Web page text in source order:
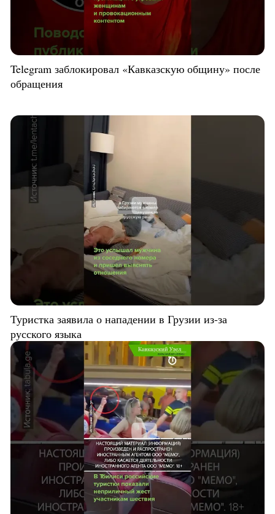
Telegram заблокировал «Кавказскую общину» после
обращения
Туристка заявила о нападении в Грузии из-за
русского языка